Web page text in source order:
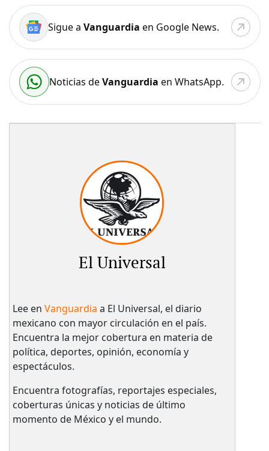
Sigue a Vanguardia en Google News.
Noticias deVanguardia en WhatsApp.
El Universal
Lee en Vanguardia a El Universal, el diario
mexicano con mayor circulación en el país.​
Encuentra la mejor cobertura en materia de
política, deportes, opinión, economía y
espectáculos.
Encuentra fotografías, reportajes especiales,
coberturas únicas y noticias de último
momento de México y el mundo.